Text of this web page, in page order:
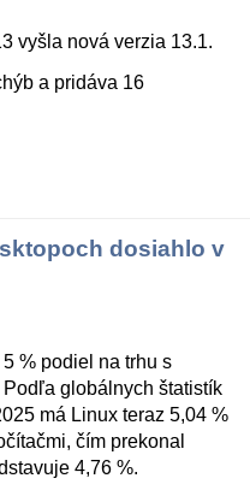
vyšla nová verzia 13.1.
a pridáva 16
dosiahlo v
% podiel na trhu s
globálnych štatistík
má Linux teraz 5,04 %
čím prekonal
4,76 %.